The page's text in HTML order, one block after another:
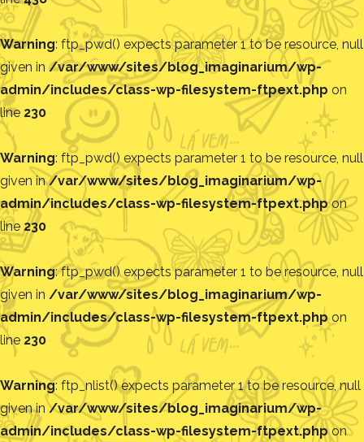
Warning: ftp_pwd() expects parameter 1 to be resource, null
given in /var/www/sites/blog_imaginarium/wp-
admin/includes/class-wp-filesystem-ftpext.php on
line 230
Warning: ftp_pwd() expects parameter 1 to be resource, null
given in/var/www/sites/blog_imaginarium/wp-
admin/includes/class-wp-filesystem-ftpext.phpon
line 230
Warning: ftp_pwd() expects parameter 1 to be resource, null
given in /var/www/sites/blog_imaginarium/wp-
admin/includes/class-wp-filesystem-ftpext.phpon
line 230
Warning: ftp_nlist() expects parameter 1 to be resource, null
given in/var/www/sites/blog_imaginarium/wp-
admin/includes/class-wp-filesystem-ftpext.phpon